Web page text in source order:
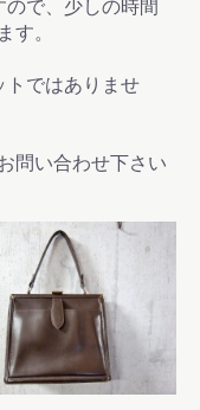
で、少しの時間
す。
トではありませ
問い合わせ下さい